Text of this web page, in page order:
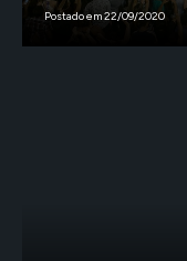
Postado em 22/09/2020